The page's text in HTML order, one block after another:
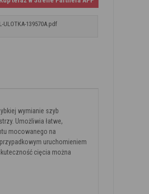
ULOTKA-139570A.pdf
wymianie szyb
Umożliwia łatwe,
mocowanego na
uruchomieniem
cięcia można